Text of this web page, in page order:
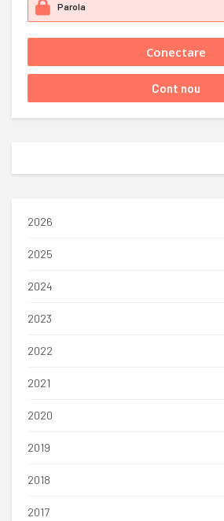
2026
2025
2024
2023
2022
2021
2020
2019
2018
2017